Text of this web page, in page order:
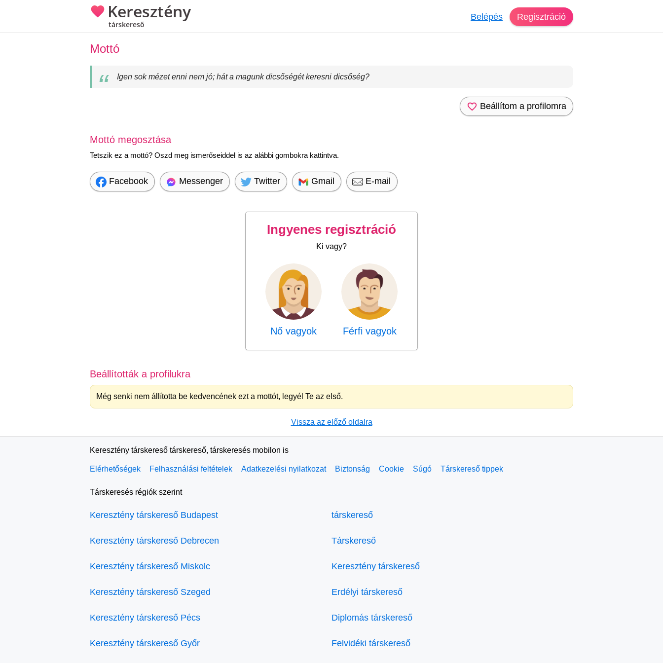
Keresztény
társkereső
Belépés Regisztráció
Mottó
Igen sok mézet enni nem jó; hát a magunk dicsőségét keresni dicsőség?
Beállítom a profilomra
Mottó megosztása
Tetszik ez a mottó? Oszd meg ismerőseiddel is az alábbi gombokra kattintva.
Facebook Messenger Twitter Gmail E-mail
Ingyenes regisztráció
Ki vagy?
Nő vagyok Férfi vagyok
Beállították a profilukra
Még senki nem állította be kedvencének ezt a mottót, legyél Te az első.
Vissza az előző oldalra
Keresztény társkereső társkereső, társkeresés mobilon is
Elérhetőségek Felhasználási feltételek Adatkezelési nyilatkozat Biztonság Cookie Súgó Társkereső tippek
Társkeresés régiók szerint
Keresztény társkereső Budapest
Keresztény társkereső Debrecen
Keresztény társkereső Miskolc
Keresztény társkereső Szeged
Keresztény társkereső Pécs
Keresztény társkereső Győr
társkereső
Társkereső
Keresztény társkereső
Erdélyi társkereső
Diplomás társkereső
Felvidéki társkereső